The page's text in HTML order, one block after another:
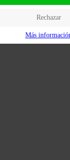
Rechazar
Más